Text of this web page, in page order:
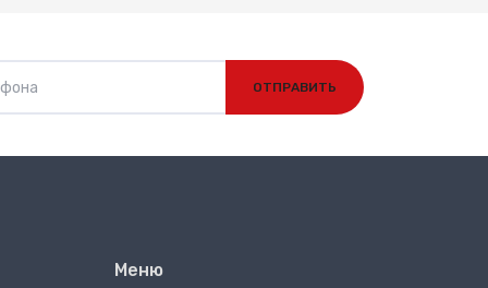
ОТПРАВИТЬ
Меню